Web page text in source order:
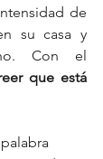
de
su casa y
Con el
que está